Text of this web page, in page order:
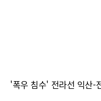
'폭우 침수' 전라선 익산-